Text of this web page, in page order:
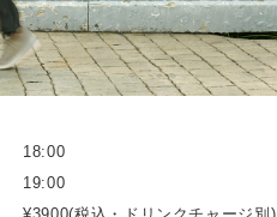
18:00
19:00